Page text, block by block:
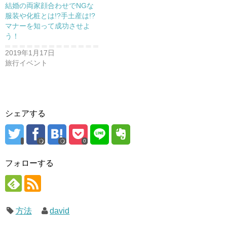
結婚の両家顔合わせでNGな
服装や化粧とは!?手土産は!?
マナーを知って成功させよ
う！
2019年1月17日
旅行イベント
シェアする
0
フォローする
方法 david